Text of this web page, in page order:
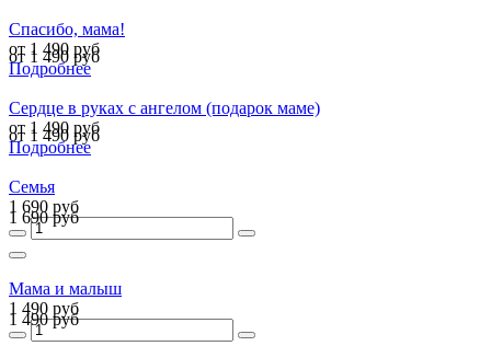
Спасибо, мама!
от 1 490 руб
от 1 490 руб
Подробнее
Сердце в руках с ангелом (подарок маме)
от 1 490 руб
от 1 490 руб
Подробнее
Семья
1 690 руб
1 690 руб
Мама и малыш
1 490 руб
1 490 руб